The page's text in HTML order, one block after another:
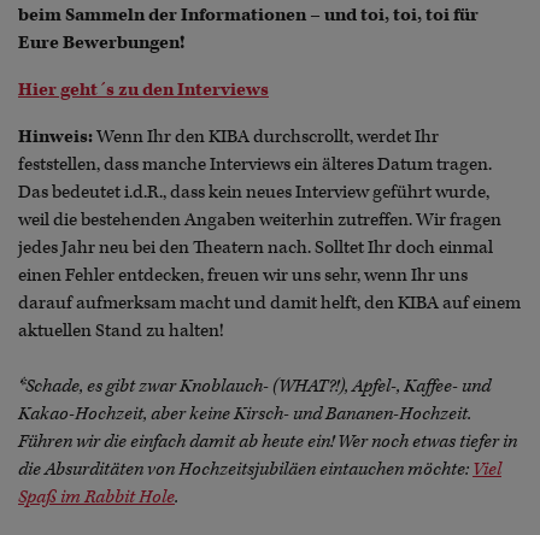
beim Sammeln der Informationen – und toi, toi, toi für
Eure Bewerbungen!
Hier geht´s zu den Interviews
Hinweis:Wenn Ihr den KIBA durchscrollt, werdet Ihr
feststellen, dass manche Interviews ein älteres Datum tragen.
Das bedeutet i.d.R., dass kein neues Interview geführt wurde,
weil die bestehenden Angaben weiterhin zutreffen. Wir fragen
jedes Jahr neu bei den Theatern nach. Solltet Ihr doch einmal
einen Fehler entdecken, freuen wir uns sehr, wenn Ihr uns
darauf aufmerksam macht und damit helft, den KIBA auf einem
aktuellen Stand zu halten!
*Schade, es gibt zwar Knoblauch- (WHAT?!), Apfel-, Kaffee- und
Kakao-Hochzeit, aber keine Kirsch- und Bananen-Hochzeit.
Führen wir die einfach damit ab heute ein! Wer noch etwas tiefer in
die Absurditäten von Hochzeitsjubiläen eintauchen möchte: Viel
Spaß im Rabbit Hole.